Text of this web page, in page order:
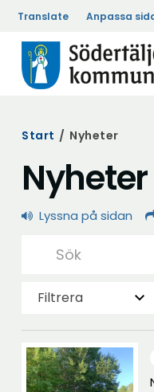
Translate Anpassa
Start / Nyheter
Nyheter
Lyssna på sidan
Filtrera